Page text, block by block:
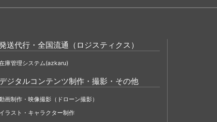
送代行・全国流通（ロジスティクス）
庫管理システム(azkaru)
ジタルコンテンツ制作・撮影・その他
画制作・映像撮影（ドローン撮影）
ラスト・キャラクター制作